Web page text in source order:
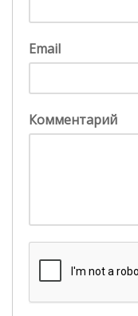
Email
Комментарий